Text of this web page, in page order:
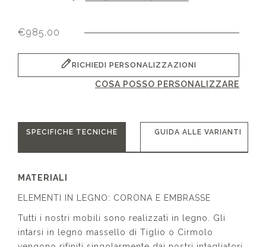
€985,00
RICHIEDI PERSONALIZZAZIONI
COSA POSSO PERSONALIZZARE
SPECIFICHE TECNICHE GUIDA ALLE VARIANTI
MATERIALI
ELEMENTI IN LEGNO: CORONA E EMBRASSE
Tutti i nostri mobili sono realizzati in legno. Gli
intarsi in legno massello di Tiglio o Cirmolo